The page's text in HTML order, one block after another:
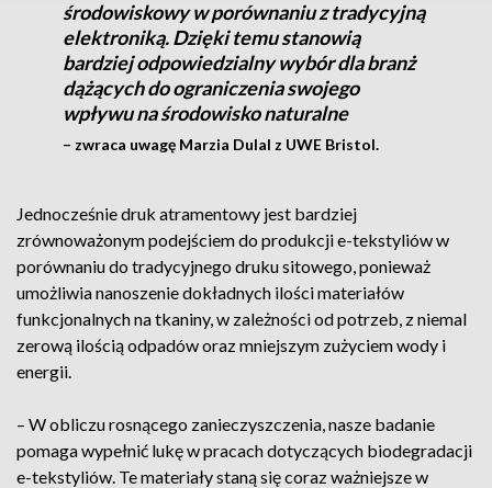
środowiskowy w porównaniu z tradycyjną
elektroniką. Dzięki temu stanowią
bardziej odpowiedzialny wybór dla branż
dążących do ograniczenia swojego
wpływu na środowisko naturalne
– zwraca uwagę Marzia Dulal z UWE Bristol.
Jednocześnie druk atramentowy jest bardziej
zrównoważonym podejściem do produkcji e-tekstyliów w
porównaniu do tradycyjnego druku sitowego, ponieważ
umożliwia nanoszenie dokładnych ilości materiałów
funkcjonalnych na tkaniny, w zależności od potrzeb, z niemal
zerową ilością odpadów oraz mniejszym zużyciem wody i
energii.
– W obliczu rosnącego zanieczyszczenia, nasze badanie
pomaga wypełnić lukę w pracach dotyczących biodegradacji
e-tekstyliów. Te materiały staną się coraz ważniejsze w